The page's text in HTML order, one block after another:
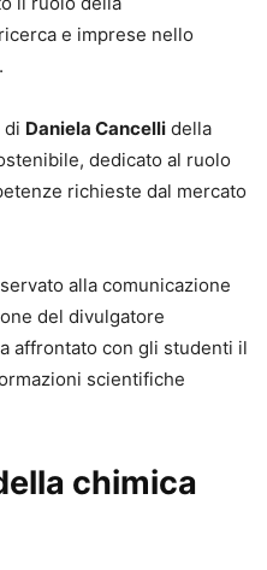
e imprese nello
di Daniela Cancelli della
dedicato al ruolo
richieste dal mercato
alla comunicazione
del divulgatore
affrontato con gli studenti il
scientifiche
chimica